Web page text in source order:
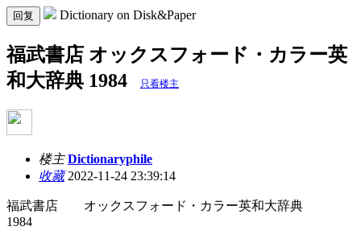
回复 Dictionary on Disk&Paper
福武書店 オックスフォード・カラー英
和大辞典 1984
只看楼主
楼主 Dictionaryphile
收藏2022-11-24 23:39:14
福武書店 オックスフォード・カラー英和大辞典
1984